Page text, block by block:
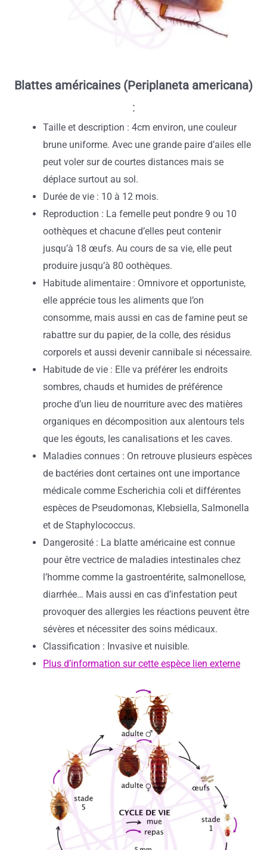
Blattes américaines (Periplaneta americana)
:
Taille et description : 4cm environ, une couleur
brune uniforme. Avec une grande paire d’ailes elle
peut voler sur de courtes distances mais se
déplace surtout au sol.
Durée de vie : 10 à 12 mois.
Reproduction : La femelle peut pondre 9 ou 10
oothèques et chacune d’elles peut contenir
jusqu’à 18 œufs. Au cours de sa vie, elle peut
produire jusqu’à 80 oothèques.
Habitude alimentaire : Omnivore et opportuniste,
elle apprécie tous les aliments que l’on
consomme, mais aussi en cas de famine peut se
rabattre sur du papier, de la colle, des résidus
corporels et aussi devenir cannibale si nécessaire.
Habitude de vie : Elle va préférer les endroits
sombres, chauds et humides de préférence
proche d’un lieu de nourriture avec des matières
organiques en décomposition aux alentours tels
que les égouts, les canalisations et les caves.
Maladies connues : On retrouve plusieurs espèces
de bactéries dont certaines ont une importance
médicale comme Escherichia coli et différentes
espèces de Pseudomonas, Klebsiella, Salmonella
et de Staphylococcus.
Dangerosité : La blatte américaine est connue
pour être vectrice de maladies intestinales chez
l’homme comme la gastroentérite, salmonellose,
diarrhée… Mais aussi en cas d’infestation peut
provoquer des allergies les réactions peuvent être
sévères et nécessiter des soins médicaux.
Classification : Invasive et nuisible.
Plus d’information sur cette espèce lien externe